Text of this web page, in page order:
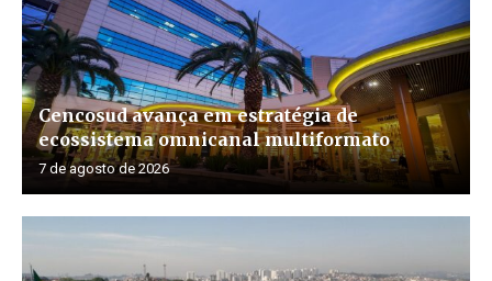
Cencosud avança em estratégia de
ecossistema omnicanal multiformato
7 de agosto de 2026